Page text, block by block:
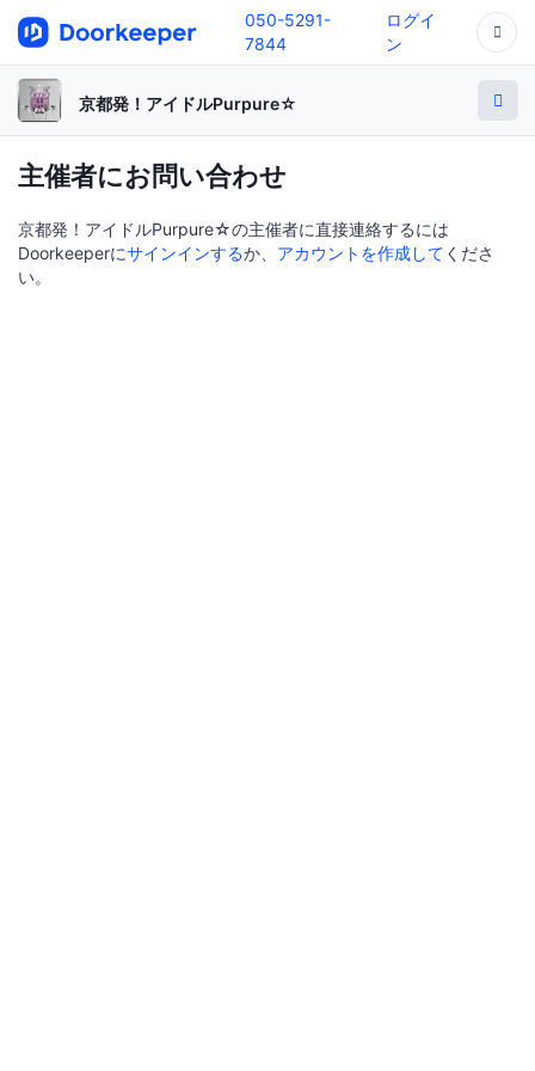
050-5291-
7844
ログイ
ン
京都発！アイドルPurpure☆
主催者にお問い合わせ
京都発！アイドルPurpure☆の主催者に直接連絡するには
Doorkeeperにサインインするか、 アカウントを作成して くださ
い。